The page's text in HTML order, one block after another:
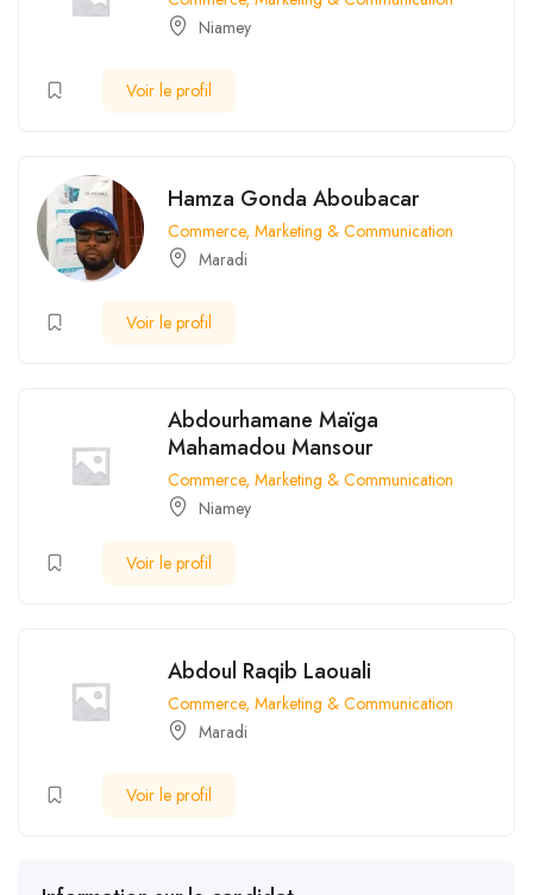
Niamey
Voir le profil
Hamza Gonda Aboubacar
Commerce, Marketing & Communication
Maradi
Voir le profil
Abdourhamane Maïga
Mahamadou Mansour
Commerce, Marketing & Communication
Niamey
Voir le profil
Abdoul Raqib Laouali
Commerce, Marketing & Communication
Maradi
Voir le profil